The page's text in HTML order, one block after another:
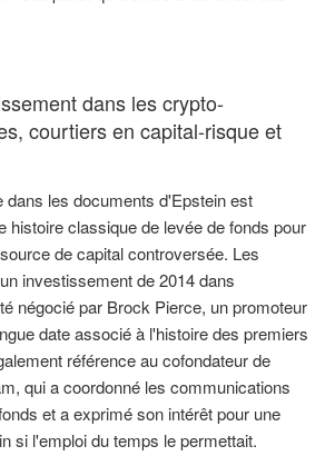
dans les crypto-
courtiers en capital-risque et
dans les documents d'Epstein est
histoire classique de levée de fonds pour
de capital controversée. Les
investissement de 2014 dans
négocié par Brock Pierce, un promoteur
date associé à l'histoire des premiers
référence au cofondateur de
qui a coordonné les communications
et a exprimé son intérêt pour une
si l'emploi du temps le permettait.